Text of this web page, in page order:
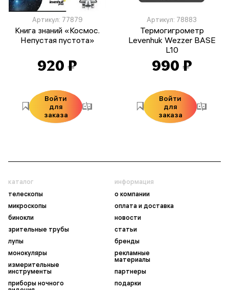
Артикул: 77879
Книга знаний «Космос.
Непустая пустота»
920 ₽
Войти
для
заказа
Артикул: 78883
Термогигрометр
Levenhuk Wezzer BASE
L10
990 ₽
Войти
для
заказа
каталог
телескопы
микроскопы
бинокли
зрительные трубы
лупы
монокуляры
измерительные
инструменты
приборы ночного
информация
о компании
оплата и доставка
новости
статьи
бренды
рекламные
материалы
партнеры
подарки